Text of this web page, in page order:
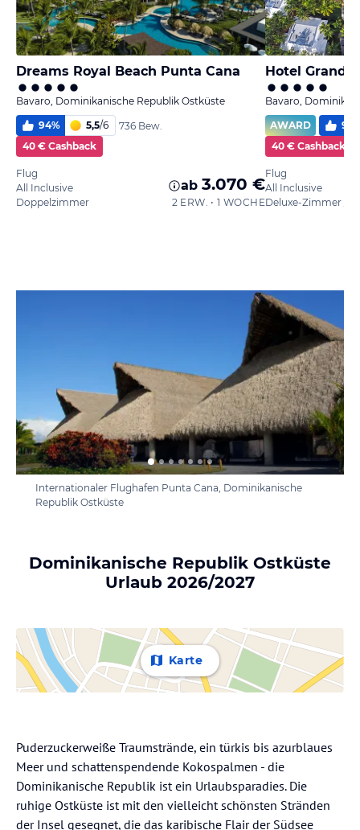
Dreams Royal Beach Punta Cana
Bavaro, Dominikanische Republik Ostküste
94% 5,5/6
736 Bew.
40 € Cashback
Flug
All Inclusive
Doppelzimmer
ab 3.070 €
2 ERW. • 1 WOCHE
Bavaro,
AWARD
93
40 € Cashback
Flug
All Inclusive
Internationaler Flughafen Punta Cana, Dominikanische
Republik Ostküste
Dominikanische Republik Ostküste
Urlaub 2026/2027
Karte
Puderzuckerweiße Traumstrände, ein türkis bis azurblaues
Meer und schattenspendende Kokospalmen - die
Dominikanische Republik ist ein Urlaubsparadies. Die
ruhige Ostküste ist mit den vielleicht schönsten Stränden
der Insel gesegnet, die das karibische Flair der Südsee